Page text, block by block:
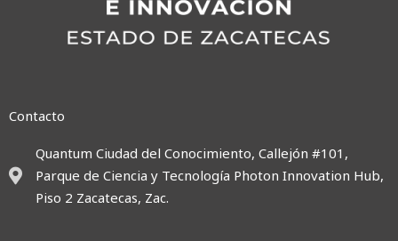
Contacto
Quantum Ciudad del Conocimiento, Callejón #101,
Parque de Ciencia y Tecnología Photon Innovation Hub,
Piso 2 Zacatecas, Zac.